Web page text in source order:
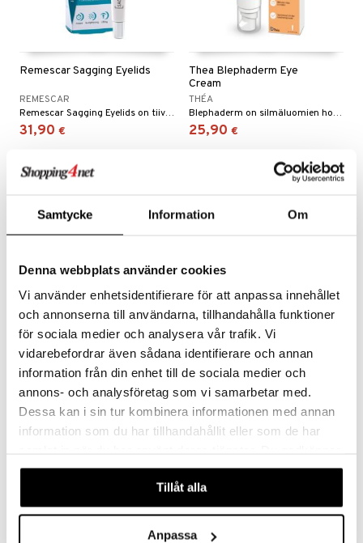
Samtycke Information Om
Denna webbplats använder cookies
Vi använder enhetsidentifierare för att anpassa innehållet
och annonserna till användarna, tillhandahålla funktioner
för sociala medier och analysera vår trafik. Vi
vidarebefordrar även sådana identifierare och annan
information från din enhet till de sociala medier och
annons- och analysföretag som vi samarbetar med.
Dessa kan i sin tur kombinera informationen med annan
information som du har tillhandahållit eller som de har
våra cookies vid fortsatt användande av vår webbplats.
Tillåt alla
Anpassa
Remescar Sagging Eyelids
REMESCAR
Remescar Sagging Eyelids on tiivistetty voide, joka on kehitetty antamaan välitöntä kohotusta roikkuville silmäluomille.
31,90 €
Thea Blephaderm Eye
Cream
THÉA
Blephaderm on silmäluomien hoitotuote, joka on erityisesti kehitetty silmäluomien ja kasvojen herkälle iholle.
25,90 €
Blue Peptides Eyes & Lips
Contour Reshaper
Balm Biothermiltä näkyvästi kiinteämmälle iholle silmien ja huulten ympärillä.
62,95 €
Moisture Surge Eye - 96H
Hydro Filler Concentrate
CLINIQUE
37,56 € (46,95€)
kampanja